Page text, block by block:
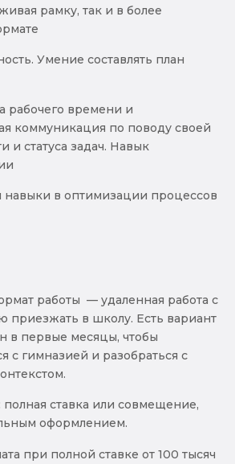
рамку, так и в более
Умение составлять план
рабочего времени и
коммуникация по поводу своей
и статуса задач. Навык
навыки в оптимизации процессов
работы — удаленная работа с
приезжать в школу. Есть вариант
в первые месяцы, чтобы
с гимназией и разобраться с
полная ставка или совмещение,
оформлением.
при полной ставке от 100 тысяч